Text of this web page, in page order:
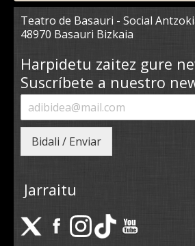
Teatro de Basauri - Social
48970 Basauri Bizkaia
Harpidetu zaitez gure
Suscríbete a nuestro
Bidali / Enviar
Jarraitu